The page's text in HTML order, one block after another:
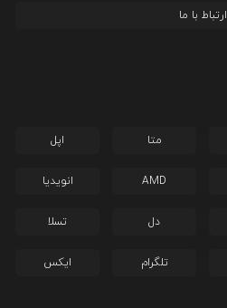
ارتباط با ما
متا اپل
AMD انویدیا
دل تسلا
تلگرام ایکس